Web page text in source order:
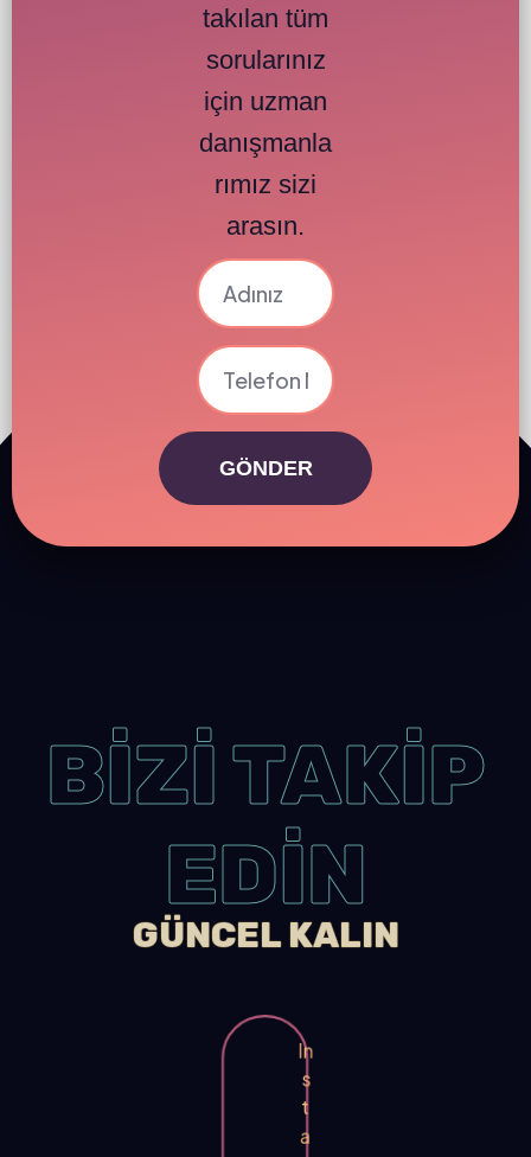
takılan tüm
sorularınız
için uzman
danışmanla
rımız sizi
arasın.
GÖNDER
BİZİ TAKİP
EDİN
GÜNCEL KALIN
In
s
t
a